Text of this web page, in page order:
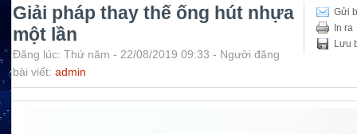
Gửi
In ra
Lưu
Giải pháp thay thế ống hút nhựa
một lần
Đăng lúc: Thứ năm - 22/08/2019 09:33 - Người đăng
bài viết: admin